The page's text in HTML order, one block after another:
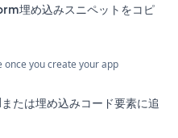
埋め込みスニペットをコピ
once you create your app
たは埋め込みコード要素に追